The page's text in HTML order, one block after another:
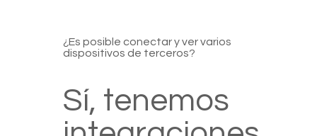
¿Es posible conectar y ver varios
dispositivos de terceros?
Sí, tenemos